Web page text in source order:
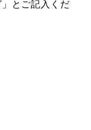
とご記入くだ